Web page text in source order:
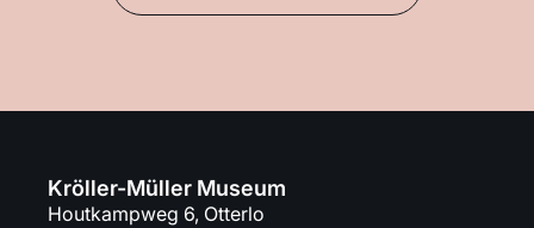
Kröller-Müller Museum
Houtkampweg 6, Otterlo